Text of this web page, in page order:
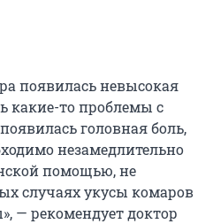
появилась невысокая
какие-то проблемы с
головная боль,
незамедлительно
помощью, не
случаях укусы комаров
— рекомендует доктор